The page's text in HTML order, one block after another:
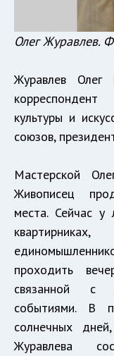
Олег Журавлев.
Журавлев Олег
культуры и
союзов,
Мастерской
Живописец
места. Сейчас
проходить
связанной с
событиями. В
солнечных
Журавлева